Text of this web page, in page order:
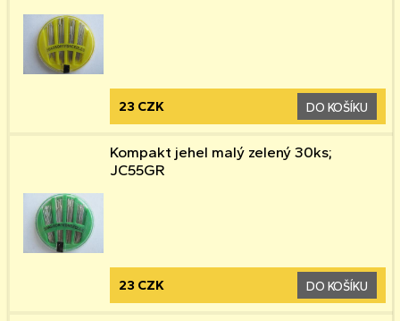
23 CZK DO KOŠÍKU
Kompakt jehel malý zelený 30ks;
JC55GR
23 CZK DO KOŠÍKU